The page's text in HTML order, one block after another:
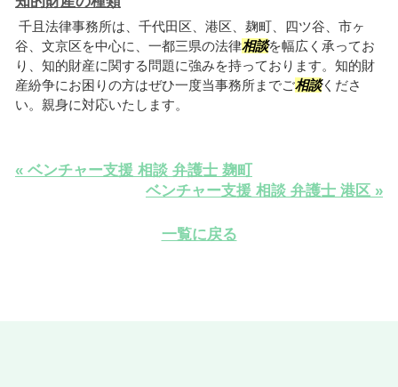
千且法律事務所は、千代田区、港区、麹町、四ツ谷、市ヶ
谷、文京区を中心に、一都三県の法律相談を幅広く承ってお
り、知的財産に関する問題に強みを持っております。知的財
産紛争にお困りの方はぜひ一度当事務所までご相談くださ
い。親身に対応いたします。
« ベンチャー支援 相談 弁護士 麹町
ベンチャー支援 相談 弁護士 港区 »
一覧に戻る